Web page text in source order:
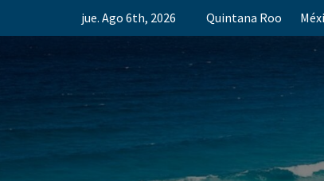
jue. Ago 6th, 2026 Quintana Roo